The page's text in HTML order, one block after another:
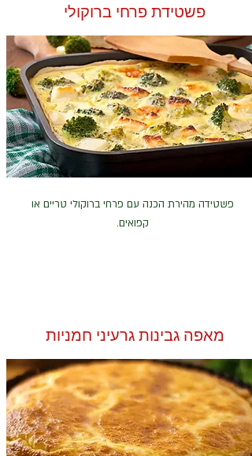
פשטידת פרחי ברוקולי
פשטידה מהירת הכנה עם פרחי ברוקולי טריים או
קפואים.
מאפה גבינות גרעיני חמניות